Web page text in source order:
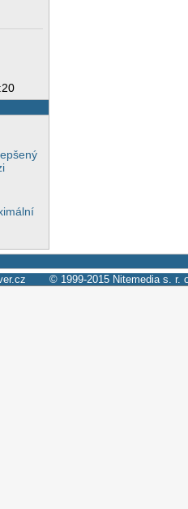
© 1999-2015 Nitemedia s. r.